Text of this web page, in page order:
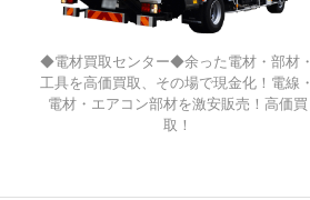
◆電材買取センター◆余った電材・部材・
工具を高価買取、その場で現金化！電線・
電材・エアコン部材を激安販売！高価買
取！